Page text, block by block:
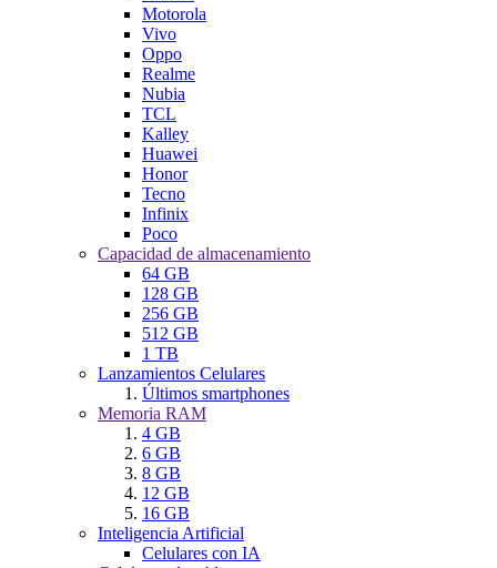
Motorola
Vivo
Oppo
Realme
Nubia
TCL
Kalley
Huawei
Honor
Tecno
Infinix
Poco
Capacidad de almacenamiento
64 GB
128 GB
256 GB
512 GB
1 TB
Lanzamientos Celulares
Últimos smartphones
Memoria RAM
4 GB
6 GB
8 GB
12 GB
16 GB
Inteligencia Artificial
Celulares con IA